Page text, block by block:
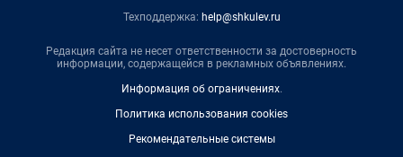
Техподдержка: help@shkulev.ru
Редакция сайта не несет ответственности за достоверность
информации, содержащейся в рекламных объявлениях.
Информация об ограничениях.
Политика использования cookies
Рекомендательные системы